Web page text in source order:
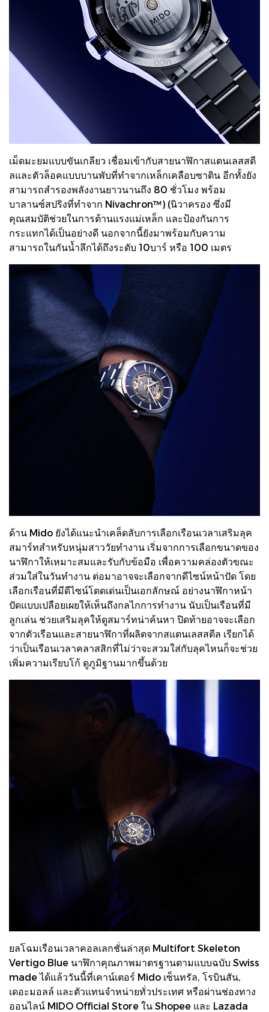
เม็ดมะยมแบบขันเกลียว เชื่อมเข้ากับสายนาฬิกาสแตนเลสสตี
ลและตัวล็อคแบบบานพับที่ทำจากเหล็กเคลือบซาติน อีกทั้งยัง
สามารถสำรองพลังงานยาวนานถึง 80 ชั่วโมง พร้อม
บาลานซ์สปริงที่ทำจาก Nivachron™) (นิวาครอง ซึ่งมี
คุณสมบัติช่วยในการต้านแรงแม่เหล็ก และป้องกันการ
กระแทกได้เป็นอย่างดี นอกจากนี้ยังมาพร้อมกับความ
สามารถในกันน้ำลึกได้ถึงระดับ 10บาร์ หรือ 100 เมตร
ด้าน Mido ยังได้แนะนำเคล็ดลับการเลือกเรือนเวลาเสริมลุค
สมาร์ทสำหรับหนุ่มสาววัยทำงาน เริ่มจากการเลือกขนาดของ
นาฬิกาให้เหมาะสมและรับกับข้อมือ เพื่อความคล่องตัวขณะ
ส่วมใส่ในวันทำงาน ต่อมาอาจจะเลือกจากดีไซน์หน้าปัด โดย
เลือกเรือนที่มีดีไซน์โดดเด่นเป็นเอกลักษณ์ อย่างนาฬิกาหน้า
ปัดแบบเปลือยเผยให้เห็นถึงกลไกการทำงาน นับเป็นเรือนที่มี
ลูกเล่น ช่วยเสริมลุคให้ดูสมาร์ทน่าค้นหา ปิดท้ายอาจจะเลือก
จากตัวเรือนและสายนาฬิกาที่ผลิตจากสแตนเลสสตีล เรียกได้
ว่าเป็นเรือนเวลาคลาสสิกที่ไม่ว่าจะสวมใส่กับลุคไหนก็จะช่วย
เพิ่มความเรียบโก้ ดูภูมิฐานมากขึ้นด้วย
ยลโฉมเรือนเวลาคอลเลกชั่นล่าสุด Multifort Skeleton
Vertigo Blue นาฬิกาคุณภาพมาตรฐานตามแบบฉบับ Swiss
made ได้แล้ววันนี้ที่เคาน์เตอร์ Mido เซ็นทรัล, โรบินสัน,
เดอะมอลล์ และตัวแทนจำหน่ายทั่วประเทศ หรือผ่านช่องทาง
ออนไลน์ MIDO Official Store ใน Shopee และ Lazada